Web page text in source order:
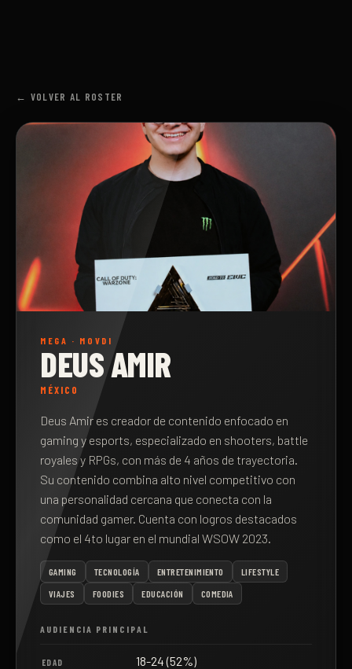
← VOLVER AL ROSTER
MEGA · MOVDI
DEUS AMIR
MÉXICO
Deus Amir es creador de contenido enfocado en
gaming y esports, especializado en shooters, battle
royales y RPGs, con más de 4 años de trayectoria.
Su contenido combina alto nivel competitivo con
una personalidad cercana que conecta con la
comunidad gamer. Cuenta con logros destacados
como el 4to lugar en el mundial WSOW 2023.
GAMING TECNOLOGÍA ENTRETENIMIENTO
LIFESTYLE
VIAJES
FOODIES EDUCACIÓN COMEDIA
AUDIENCIA PRINCIPAL
EDAD 18-24 (52%)